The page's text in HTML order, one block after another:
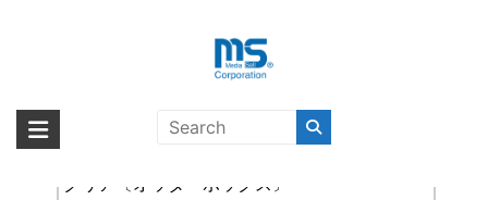
海外輸入ブランド商品｜株式会社
海外事業部が取り揃えている海外輸入商品には、日本では珍しい「海外ブ
ランド」をはじめ「ユニークな商品」「機能的な商品」「コストパフォー
クリア〔オッターボックス〕